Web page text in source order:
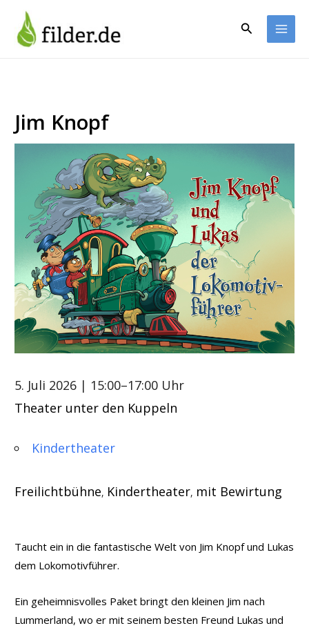
Inhalt
springen
Suchen
Jim Knopf
5. Juli 2026 | 15:00–17:00 Uhr
Theater unter den Kuppeln
Kindertheater
Freilichtbühne, Kindertheater, mit Bewirtung
Taucht ein in die fantastische Welt von Jim Knopf und Lukas
dem Lokomotivführer.
Ein geheimnisvolles Paket bringt den kleinen Jim nach
Lummerland, wo er mit seinem besten Freund Lukas und